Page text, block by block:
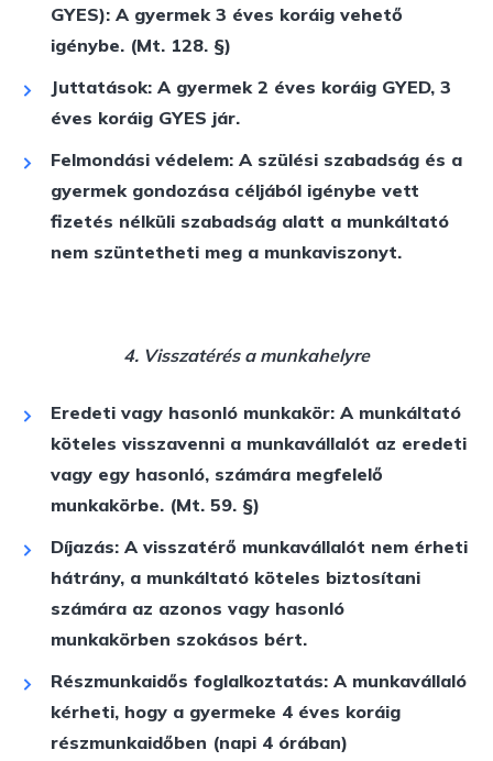
GYES): A gyermek 3 éves koráig vehető
igénybe. (Mt. 128. §)
Juttatások: A gyermek 2 éves koráig GYED, 3
éves koráig GYES jár.
Felmondási védelem: A szülési szabadság és a
gyermek gondozása céljából igénybe vett
fizetés nélküli szabadság alatt a munkáltató
nem szüntetheti meg a munkaviszonyt.
4. Visszatérés a munkahelyre
Eredeti vagy hasonló munkakör: A munkáltató
köteles visszavenni a munkavállalót az eredeti
vagy egy hasonló, számára megfelelő
munkakörbe. (Mt. 59. §)
Díjazás: A visszatérő munkavállalót nem érheti
hátrány, a munkáltató köteles biztosítani
számára az azonos vagy hasonló
munkakörben szokásos bért.
Részmunkaidős foglalkoztatás: A munkavállaló
kérheti, hogy a gyermeke 4 éves koráig
részmunkaidőben (napi 4 órában)